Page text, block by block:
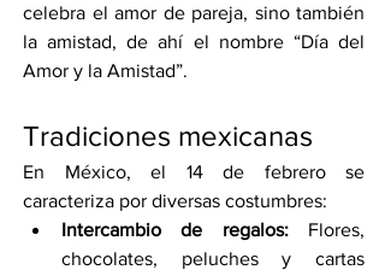
celebra el amor de pareja, sino también
la amistad, de ahí el nombre “Día del
Amor y la Amistad”.
Tradiciones mexicanas
En México, el 14 de febrero se
caracteriza por diversas costumbres:
Intercambio de regalos: Flores,
chocolates, peluches y cartas